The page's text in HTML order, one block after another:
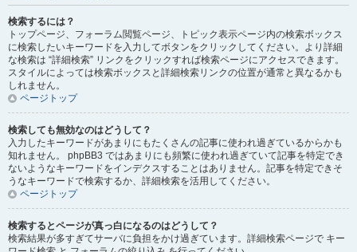
検索するには？
トップページ、フォーラム閲覧ページ、トピック表示ページ内の検索ボックス
に検索したいキーワードを入力してボタンをクリックしてください。より詳細
な検索は “詳細検索” リンクをクリックすれば検索ページにアクセスできます。
スタイルによっては検索ボックスと詳細検索リンクの位置が通常と異なるかも
しれません。
ページトップ
検索しても無効なのはどうして？
入力したキーワードがあまりにもたくさんの記事に使われ過ぎているからかも
知れません。 phpBB3 ではあまりにも頻繁に使われ過ぎていて記事を特定でき
ないようなキーワードをインデクスすることはありません。記事を特定できそ
うなキーワードで検索するか、詳細検索を活用してください。
ページトップ
検索するとページが真っ白になるのはどうして？
検索結果が多すぎてサーバに負担をかけ過ぎています。詳細検索ページで キー